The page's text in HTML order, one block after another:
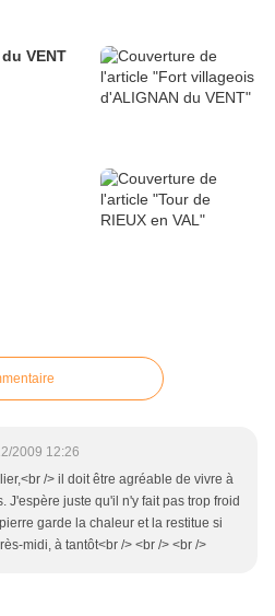
VENT
2009 12:26
/> il doit être agréable de vivre à
J'espère juste qu'il n'y fait pas trop froid
garde la chaleur et la restitue si
midi, à tantôt<br /> <br /> <br />